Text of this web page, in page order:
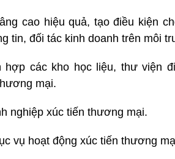
cao hiệu quả, tạo điều kiện
tin, đối tác kinh doanh trên môi
hợp các kho học liệu, thư viện
mại.
nghiệp xúc tiến thương mại.
vụ hoạt động xúc tiến thương